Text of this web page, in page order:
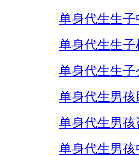
单身代生生子
单身代生生子
单身代生生子
单身代生男孩
单身代生男孩
单身代生男孩